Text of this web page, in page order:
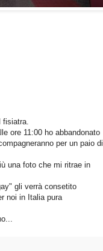
ore 11:00 ho abbandonato
per un paio di
una foto che mi ritrae in
gli verrà consetito
noi in Italia pura